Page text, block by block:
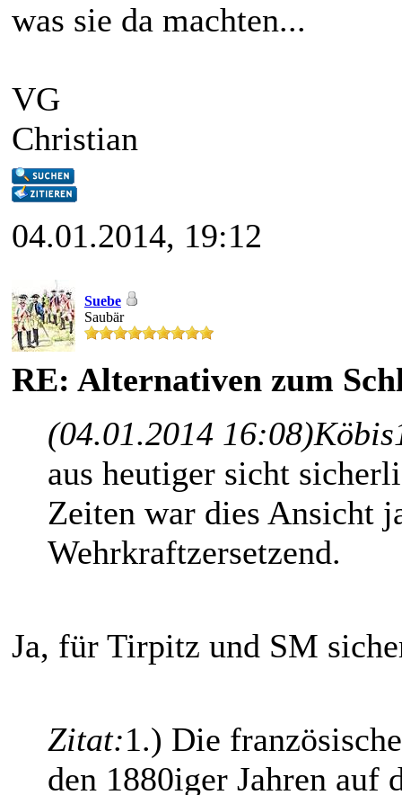
was sie da machten...
VG
Christian
04.01.2014, 19:12
Suebe
Saubär
RE: Alternativen zum
(04.01.2014 16:08)
aus heutiger sicht
Zeiten war dies Ansicht
Wehrkraftzersetzend.
Ja, für Tirpitz und SM
Zitat:1.) Die
den 1880iger Jahren